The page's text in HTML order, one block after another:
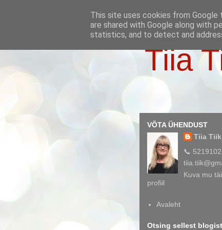
Tiia
VÕTA ÜHENDUST
Tiia Tiik
📞
Kuva mu
profiil
Avaleht
Otsing sellest blogist
This site uses cookies from Google
are shared with Google along with
statistics, and to detect and